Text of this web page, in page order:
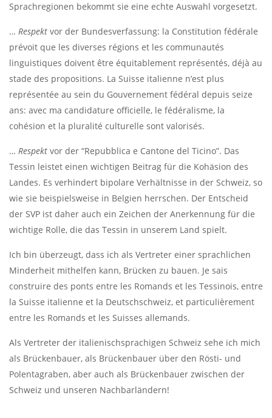
Sprachregionen bekommt sie eine echte Auswahl vorgesetzt.
… Respekt vor der Bundesverfassung: la Constitution fédérale
prévoit que les diverses régions et les communautés
linguistiques doivent être équitablement représentés, déjà au
stade des propositions. La Suisse italienne n’est plus
représentée au sein du Gouvernement fédéral depuis seize
ans: avec ma candidature officielle, le fédéralisme, la
cohésion et la pluralité culturelle sont valorisés.
… Respekt vor der “Repubblica e Cantone del Ticino”. Das
Tessin leistet einen wichtigen Beitrag für die Kohäsion des
Landes. Es verhindert bipolare Verhältnisse in der Schweiz, so
wie sie beispielsweise in Belgien herrschen. Der Entscheid
der SVP ist daher auch ein Zeichen der Anerkennung für die
wichtige Rolle, die das Tessin in unserem Land spielt.
Ich bin überzeugt, dass ich als Vertreter einer sprachlichen
Minderheit mithelfen kann, Brücken zu bauen. Je sais
construire des ponts entre les Romands et les Tessinois, entre
la Suisse italienne et la Deutschschweiz, et particulièrement
entre les Romands et les Suisses allemands.
Als Vertreter der italienischsprachigen Schweiz sehe ich mich
als Brückenbauer, als Brückenbauer über den Rösti- und
Polentagraben, aber auch als Brückenbauer zwischen der
Schweiz und unseren Nachbarländern!